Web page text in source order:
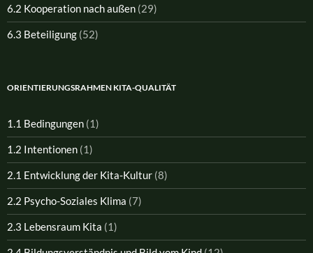
6.2 Kooperation nach außen (29)
6.3 Beteiligung (52)
ORIENTIERUNGSRAHMEN KITA-QUALITÄT
1.1 Bedingungen (1)
1.2 Intentionen (1)
2.1 Entwicklung der Kita-Kultur (8)
2.2 Psycho-Soziales Klima (7)
2.3 Lebensraum Kita (1)